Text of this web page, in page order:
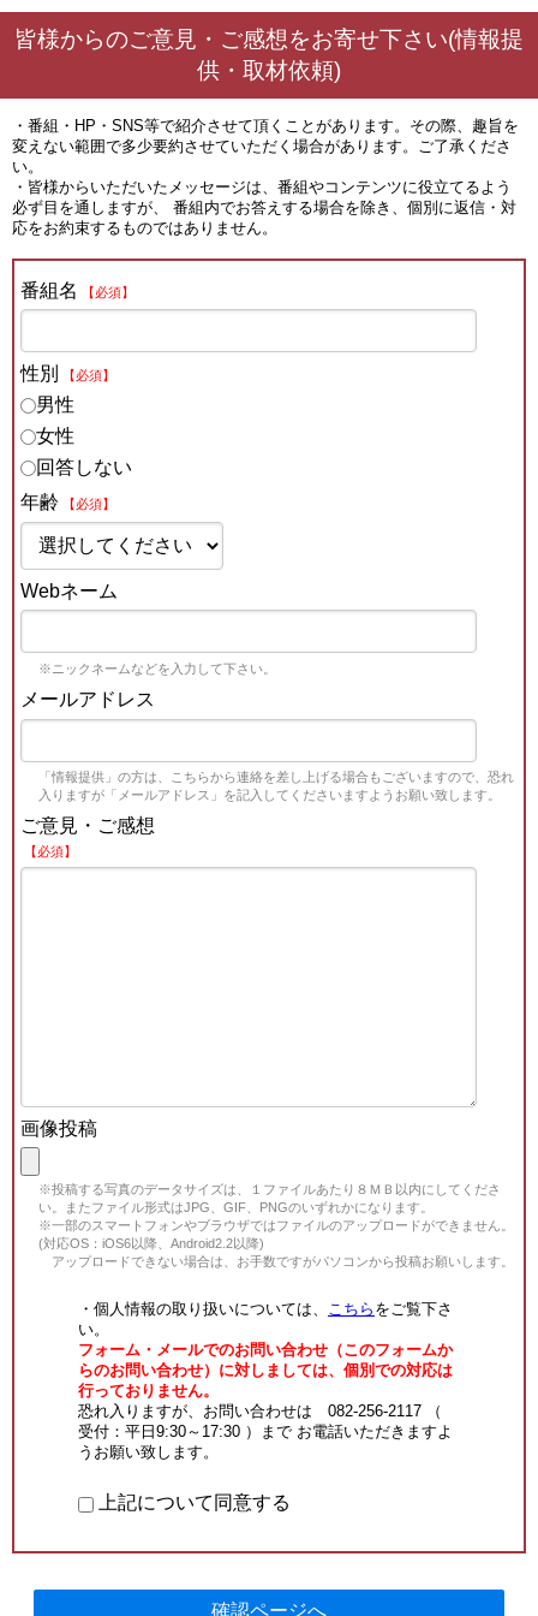
皆様からのご意見・ご感想をお寄せ下さい(情報提
供・取材依頼)
・番組・HP・SNS等で紹介させて頂くことがあります。その際、趣旨を
変えない範囲で多少要約させていただく場合があります。ご了承くださ
い。
・皆様からいただいたメッセージは、番組やコンテンツに役立てるよう
必ず目を通しますが、 番組内でお答えする場合を除き、個別に返信・対
応をお約束するものではありません。
番組名 【必須】
性別 【必須】
男性
女性
回答しない
年齢
【必須】
Webネーム
※ニックネームなどを入力して下さい。
メールアドレス
「情報提供」の方は、こちらから連絡を差し上げる場合もございますので、恐れ
入りますが「メールアドレス」を記入してくださいますようお願い致します。
ご意見・ご感想
【必須】
画像投稿
※投稿する写真のデータサイズは、１ファイルあたり８ＭＢ以内にしてくださ
い。またファイル形式はJPG、GIF、PNGのいずれかになります。
※一部のスマートフォンやブラウザではファイルのアップロードができません。
(対応OS：iOS6以降、Android2.2以降)
アップロードできない場合は、お手数ですがパソコンから投稿お願いします。
・個人情報の取り扱いについては、 こちら をご覧下さ
い。
フォーム・メールでのお問い合わせ（このフォームか
らのお問い合わせ）に対しましては、個別での対応は
行っておりません。
恐れ入りますが、お問い合わせは 082-256-2117 （
受付：平日9:30～17:30 ）まで お電話いただきますよ
うお願い致します。
上記について同意する
確認ページへ